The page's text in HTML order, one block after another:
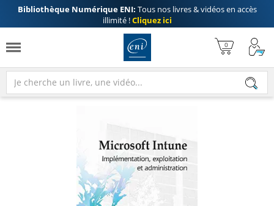
Bibliothèque Numérique ENI: Tous nos livres & vidéos en accès
illimité !Cliquez ici